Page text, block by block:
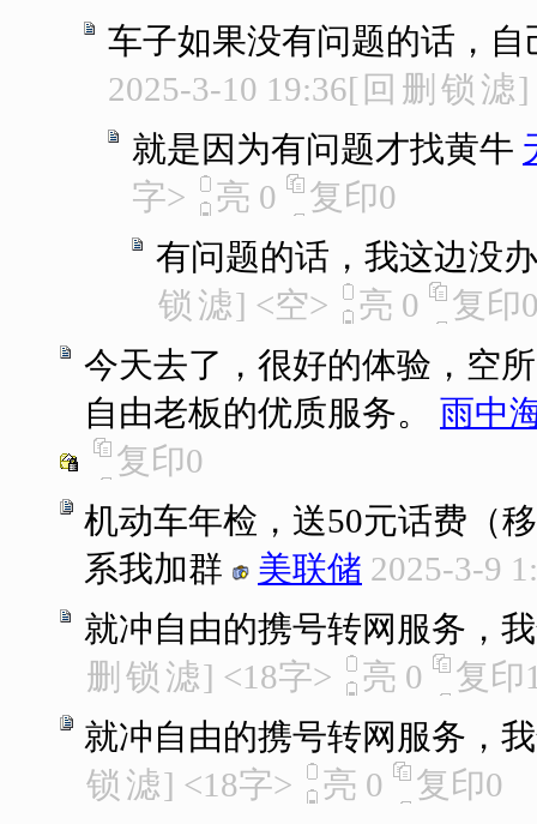
车子如果没有问题的话，
2025-3-10 19:36[ 回 删 锁 滤]
就是因为有问题才找黄牛
字>
亮 0 复印0
有问题的话，我这边没
锁 滤] <空> 亮 0 复印
今天去了，很好的体验，空
自由老板的优质服务。
雨中
复印0
机动车年检，送50元话费（
系我加群
美联储 2025-3-9
就冲自由的携号转网服务，
删 锁 滤] <18字> 亮 0 复印
就冲自由的携号转网服务，
锁 滤] <18字> 亮 0 复印0